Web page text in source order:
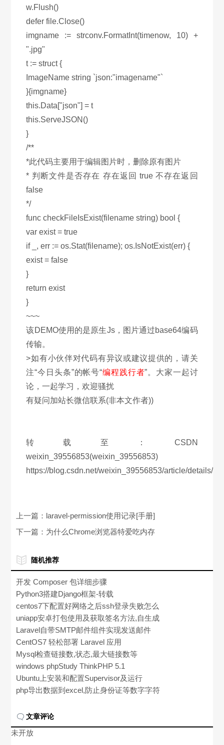
w.Flush()
defer file.Close()
imgname := strconv.FormatInt(timenow, 10) +
".jpg"
t := struct {
ImageName string `json:"imagename"`
}{imgname}
this.Data["json"] = t
this.ServeJSON()
}
/**
*此代码主要用于编辑图片时，删除原有图片
* 判断文件是否存在 存在返回 true 不存在返回
false
*/
func checkFileIsExist(filename string) bool {
var exist = true
if _, err := os.Stat(filename); os.IsNotExist(err) {
exist = false
}
return exist
}
~~~
该DEMO使用的是原生Js，图片通过base64编码
传输。
>如有小伙伴对代码有异议或建议提供的，请关
注“今日头条”的帐号“编程践行者”。大家一起讨
论，一起学习，欢迎骚扰
有疑问加站长微信联系(非本文作者))
转载至：CSDN
weixin_39556853(weixin_39556853)
https://blog.csdn.net/weixin_39556853/article/details/
上一篇： laravel-permission使用记录[手册]
下一篇： 为什么Chrome浏览器特爱吃内存
随机推荐
开发 Composer 包详细步骤
Python3搭建Django框架-转载
centos7下配置好网络之后ssh登录失败怎么
办
uniapp安卓打包使用及获取签名方法,自生成
证书
Laravel自带SMTP邮件组件实现发送邮件
（QQ、163、企业邮箱都可）
CentOS7 轻松部署 Laravel 应用
Mysql检查链接数,状态,最大链接数等
windows phpStudy ThinkPHP 5.1
Workerman 快速上手指南
Ubuntu上安装和配置Supervisor及运行
pkg_resources.DistributionNotFound:报错处
php导出数据到excel,防止身份证等数字字符
文章评论
未开放